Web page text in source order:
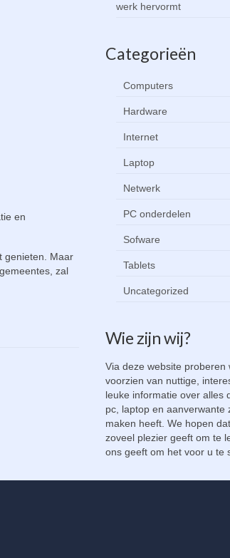
en
genieten. Maar
zal
werk hervormt
Categorieën
Computers
Hardware
Internet
Laptop
Netwerk
PC onderdelen
Sofware
Tablets
Uncategorized
Wie zijn wij?
Via deze website proberen
voorzien van nuttige,
leuke informatie over alles
pc, laptop en aanverwante
maken heeft. We hopen
zoveel plezier geeft om te
ons geeft om het voor u te